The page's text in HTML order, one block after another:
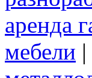
аренда
мебели |